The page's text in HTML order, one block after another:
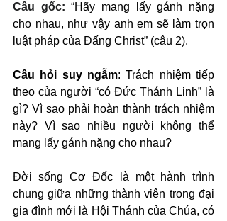
Câu gốc: “Hãy mang lấy gánh nặng
cho nhau, như vậy anh em sẽ làm trọn
luật pháp của Đấng Christ” (câu 2).
Câu hỏi suy ngẫm: Trách nhiệm tiếp
theo của người “có Đức Thánh Linh” là
gì? Vì sao phải hoàn thành trách nhiệm
này? Vì sao nhiều người không thể
mang lấy gánh nặng cho nhau?
Đời sống Cơ Đốc là một hành trình
chung giữa những thành viên trong đại
gia đình mới là Hội Thánh của Chúa, có